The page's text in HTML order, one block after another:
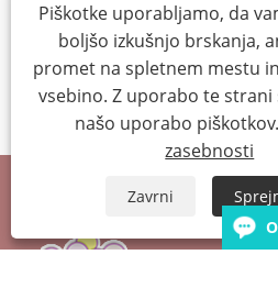
Metalno modri baloni
Piškotke uporabljamo, da
boljšo izkušnjo brskanja,
promet na spletnem mestu
vsebino. Z uporabo te strani
našo uporabo piškotkov.
zasebnosti
Zavrni